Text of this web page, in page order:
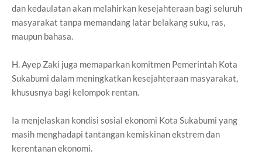
dan kedaulatan akan melahirkan kesejahteraan bagi seluruh
masyarakat tanpa memandang latar belakang suku, ras,
maupun bahasa.
H. Ayep Zaki juga memaparkan komitmen Pemerintah Kota
Sukabumi dalam meningkatkan kesejahteraan masyarakat,
khususnya bagi kelompok rentan.
Ia menjelaskan kondisi sosial ekonomi Kota Sukabumi yang
masih menghadapi tantangan kemiskinan ekstrem dan
kerentanan ekonomi.